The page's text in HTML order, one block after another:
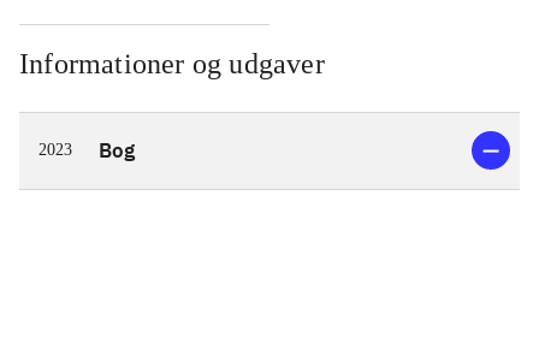
Informationer og udgaver
2023 Bog